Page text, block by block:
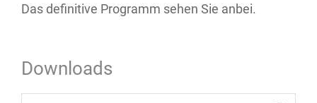
Das definitive Programm sehen Sie anbei.
Downloads